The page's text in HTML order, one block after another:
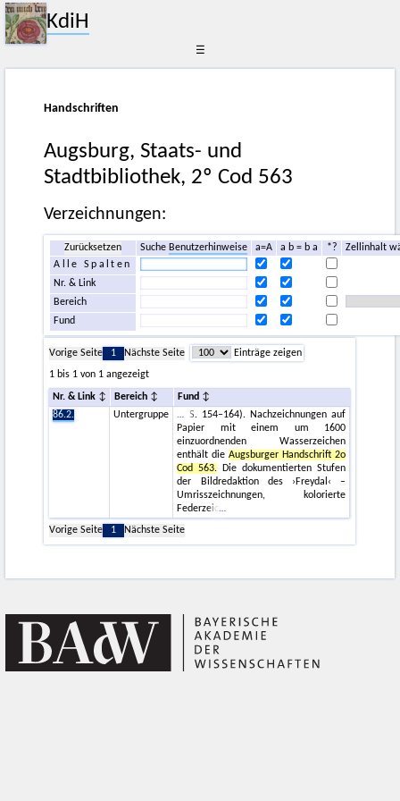
KdiH
☰
Handschriften
Augsburg, Staats- und
Stadtbibliothek, 2º Cod 563
Verzeichnungen:
Zurücksetzen SucheBenutzerhinweise a=A a b = b a *?
Zellinhalt
Alle Spalten
Nr. & Link
Bereich
Fund
Vorige Seite 1 Nächste Seite
Einträge zeigen
1 bis 1 von 1 angezeigt
Nr. & Link Bereich
Fund
86.2.
Untergruppe
S. 154–164). Nachzeichnungen auf
Papier mit einem um 1600
einzuordnenden Wasserzeichen
enthält dieAugsburger Handschrift 2o
Cod 563. Die dokumentierten Stufen
der Bildredaktion des ›Freydal‹ –
Umrisszeichnungen, kolorierte
Federzeic
Vorige Seite
1 Nächste Seite